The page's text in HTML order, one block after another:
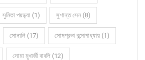
সুমিতা পয়ড়্যা (1) সুশান্ত সেন (8)
সোনালি (17) সোমপ্রভা বন্দোপাধ্যায় (1)
সোমা মুখার্জী বাবলি (12)